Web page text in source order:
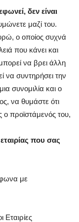
δεν είναι
μαζί του.
ο οποίος συχνά
που κάνει και
να βρει άλλη
να συντηρήσει την
συνομιλία και ο
να θυμάστε ότι
ο προϊστάμενός του,
που σας
με